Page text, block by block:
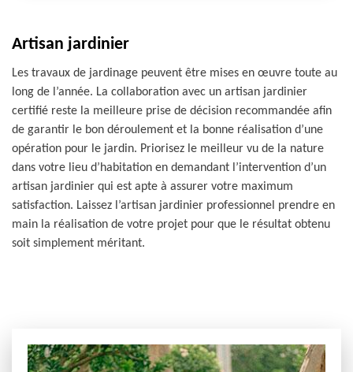
Artisan jardinier
Les travaux de jardinage peuvent être mises en œuvre toute au
long de l’année. La collaboration avec un artisan jardinier
certifié reste la meilleure prise de décision recommandée afin
de garantir le bon déroulement et la bonne réalisation d’une
opération pour le jardin. Priorisez le meilleur vu de la nature
dans votre lieu d’habitation en demandant l’intervention d’un
artisan jardinier qui est apte à assurer votre maximum
satisfaction. Laissez l’artisan jardinier professionnel prendre en
main la réalisation de votre projet pour que le résultat obtenu
soit simplement méritant.